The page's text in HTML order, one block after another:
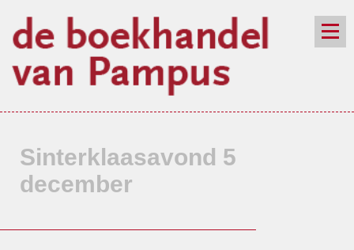
Sinterklaasavond 5
december